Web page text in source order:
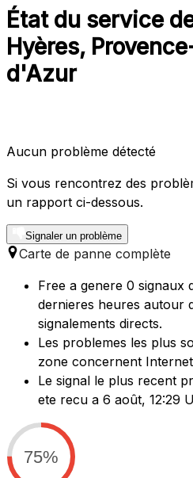
État du service
Hyères,
d'Azur
Aucun problème détecté
Si vous rencontrez des
un rapport ci-dessous.
Signaler un problème
Carte de panne complète
Free a genere 0 signaux
dernieres heures autour
signalements directs.
Les problemes les plus
zone concernent
Le signal le plus recent
ete recu a 6 août, 12:29
75%